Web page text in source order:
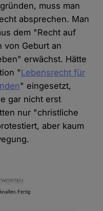
muss man
absprechen. Man
dem "Recht auf
von Geburt an
erwächst. Hätte
"Lebensrecht für
" eingesetzt,
gar nicht erst
nur "christliche
aber kaum